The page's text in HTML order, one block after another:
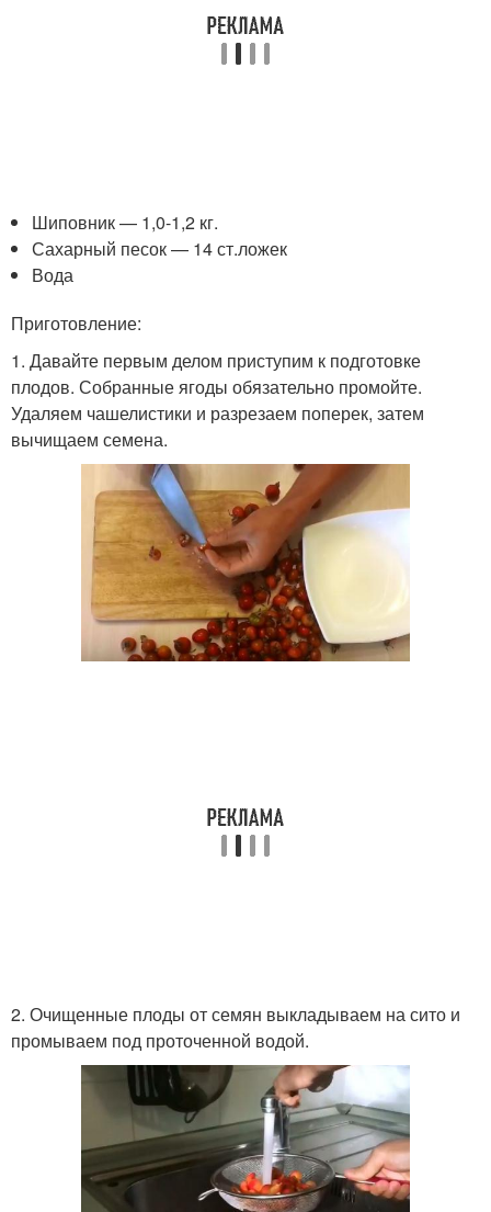
Шиповник — 1,0-1,2 кг.
Сахарный песок — 14 ст.ложек
Вода
Приготовление:
1. Давайте первым делом приступим к подготовке
плодов. Собранные ягоды обязательно промойте.
Удаляем чашелистики и разрезаем поперек, затем
вычищаем семена.
2. Очищенные плоды от семян выкладываем на сито и
промываем под проточенной водой.